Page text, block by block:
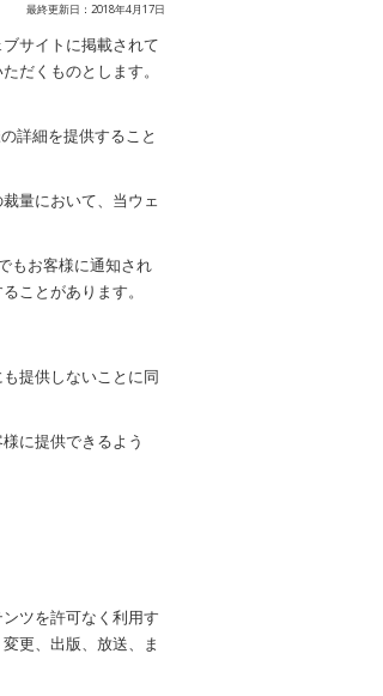
最終更新日： 2018年4月17日
サイトに掲載されて
だくものとします。
詳細を提供すること
量において、当ウェ
もお客様に通知され
ことがあります。
提供しないことに同
に提供できるよう
ツを許可なく利用す
更、出版、放送、ま